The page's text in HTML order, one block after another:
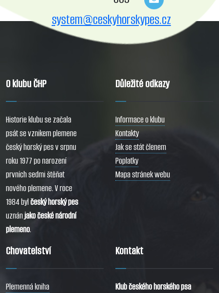
system@ceskyhorskypes.cz
O klubu ČHP
Historie klubu se začala
psát se vznikem plemene
český horský pes v srpnu
roku 1977 po narození
prvních sedmi štěňat
nového plemene. V roce
1984 bylčeský horský pes
uznánjako české národní
plemeno.
Důležité odkazy
Informace o klubu
Kontakty
Jak se stát členem
Poplatky
Mapa stránek webu
Chovatelství
Plemenná kniha
Kontakt
Klub českého horského psa